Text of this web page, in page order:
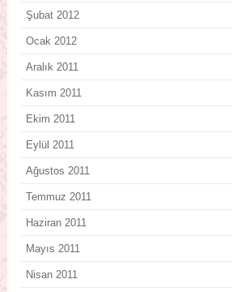
Şubat 2012
Ocak 2012
Aralık 2011
Kasım 2011
Ekim 2011
Eylül 2011
Ağustos 2011
Temmuz 2011
Haziran 2011
Mayıs 2011
Nisan 2011